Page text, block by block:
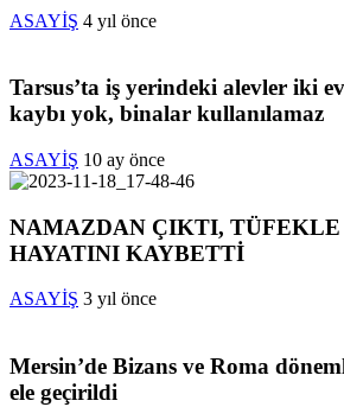
ASAYİŞ 4 yıl önce
Tarsus’ta iş yerindeki alevler iki
kaybı yok, binalar kullanılamaz
ASAYİŞ 10 ay önce
NAMAZDAN ÇIKTI,
HAYATINI KAYBETTİ
ASAYİŞ 3 yıl önce
Mersin’de Bizans ve Roma
ele geçirildi